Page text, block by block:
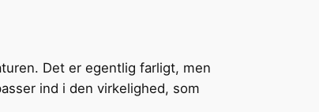
Det er egentlig farligt, men
ind i den virkelighed, som